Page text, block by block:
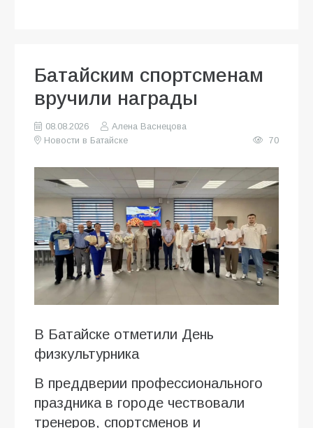
Батайским спортсменам
вручили награды
08.08.2026
Алена Васнецова
Новости в Батайске
70
В Батайске отметили День
физкультурника
В преддверии профессионального
праздника в городе чествовали
тренеров, спортсменов и